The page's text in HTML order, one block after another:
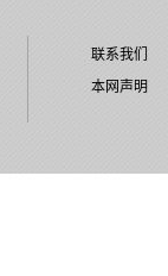
联系我们
本网声明